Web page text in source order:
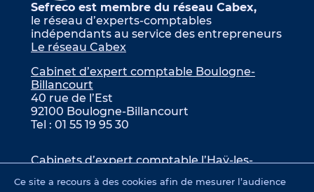
Sefreco est membre du réseau Cabex,
le réseau d’experts-comptables
indépendants au service des entrepreneurs
Le réseau Cabex
Cabinet d’expert comptable Boulogne-
Billancourt
40 rue de l’Est
92100 Boulogne-Billancourt
Tel : 01 55 19 95 30
Cabinets d’expert comptable l’Haÿ-les-
90 avenue Henri Barbusse
Ce site a recours à des cookies afin de mesurer l’audience